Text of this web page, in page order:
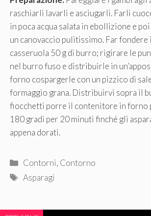
raschiarli lavarli e asciugarli. Farli
in poca acqua salata in ebollizione e
un canovaccio pulitissimo. Far fondere
casseruola 50 g di burro; rigirare le
nel burro fuso e distribuirle in
forno cospargerle con un pizzico di
formaggio grana. Distribuirvi sopra il
fiocchetti porre il contenitore in forno
180 gradi per 20 minuti finché gli
appena dorati.
Categorie
Contorni, Contorno
Tag
Asparagi